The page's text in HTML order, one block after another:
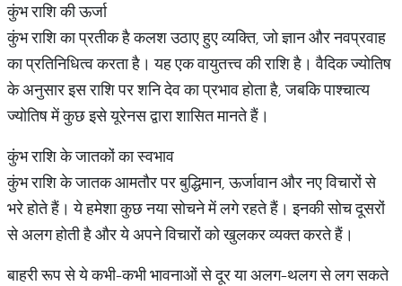
कुंभ राशि की ऊर्जा
कुंभ राशि का प्रतीक है कलश उठाए हुए व्यक्ति, जो ज्ञान और नवप्रवाह
का प्रतिनिधित्व करता है। यह एक वायुतत्त्व की राशि है। वैदिक ज्योतिष
के अनुसार इस राशि पर शनि देव का प्रभाव होता है, जबकि पाश्चात्य
ज्योतिष में कुछ इसे यूरेनस द्वारा शासित मानते हैं।
कुंभ राशि के जातकों का स्वभाव
कुंभ राशि के जातक आमतौर पर बुद्धिमान, ऊर्जावान और नए विचारों से
भरे होते हैं। ये हमेशा कुछ नया सोचने में लगे रहते हैं। इनकी सोच दूसरों
से अलग होती है और ये अपने विचारों को खुलकर व्यक्त करते हैं।
बाहरी रूप से ये कभी-कभी भावनाओं से दूर या अलग-थलग से लग सकते